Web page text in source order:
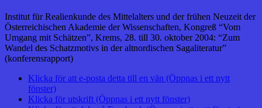
Institut für Realienkunde des Mittelalters und der frühen Neuzeit der
Österreichischen Akademie der Wissenschaften, Kongreß “Vom
Umgang mit Schätzen”, Krems, 28. till 30. oktober 2004: “Zum
Wandel des Schatzmotivs in der altnordischen Sagaliteratur”
(konferensrapport)
Klicka för att e-posta detta till en vän (Öppnas i ett nytt
fönster)
Klicka för utskrift (Öppnas i ett nytt fönster)